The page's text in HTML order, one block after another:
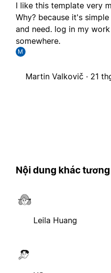
I like this template very
Why? because it's
and need. log in my
somewhere.
M
Martin Valkovič · 21
Nội dung khác
Leila Huang